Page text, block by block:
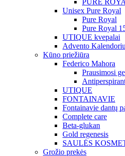
Unisex Pure Royal
Pure Royal
Pure Royal
UTIQUE kvepalai
Advento
Kūno priežiūra
Federico Mahora
Prausimosi
UTIQUE
FONTAINAVIE
Fontainavie dantų
Complete care
Beta-glukan
Gold regenesis
SAULĖS
Grožio prekės